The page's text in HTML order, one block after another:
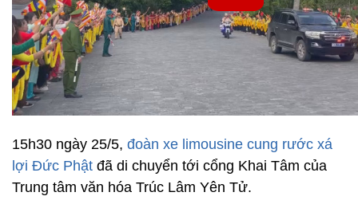
15h30 ngày 25/5, đoàn xe limousine cung rước xá
lợi Đức Phật đã di chuyển tới cổng Khai Tâm của
Trung tâm văn hóa Trúc Lâm Yên Tử.